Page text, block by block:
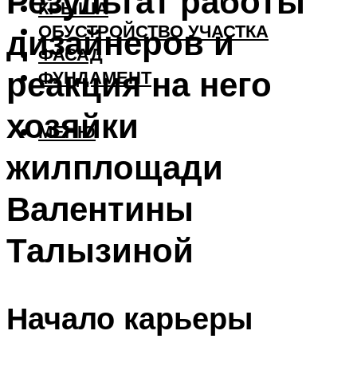
КРЫША
ОБУСТРОЙСТВО УЧАСТКА
ФАСАД
ФУНДАМЕНТ
МЕНЮ
дизайнеров и
реакция на него
хозяйки
жилплощади
Валентины
Талызиной
Начало карьеры